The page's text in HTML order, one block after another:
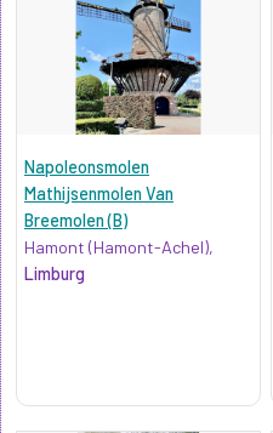
Napoleonsmolen
Mathijsenmolen Van
Breemolen (B)
Hamont (Hamont-Achel),
Limburg